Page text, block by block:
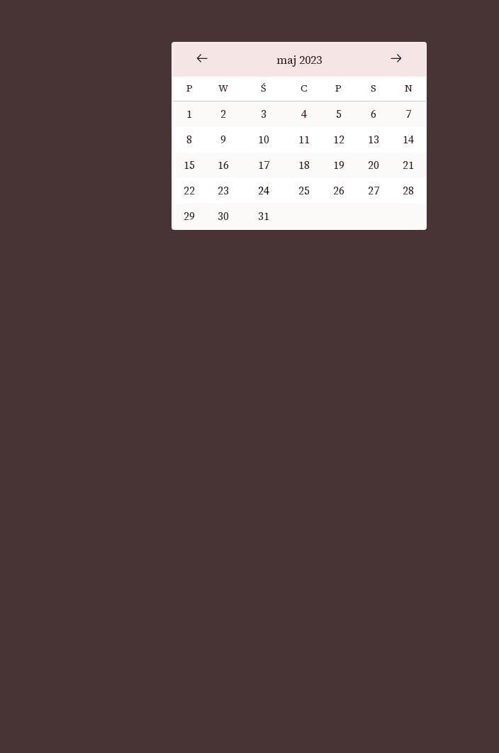
maj 2023
P W Ś C P S N
1 2 3 4 5 6
7
8
9 10 11 12 13
14
15
16 17 18 19 20
21
22
23 24 25 26 27
28
29
30 31